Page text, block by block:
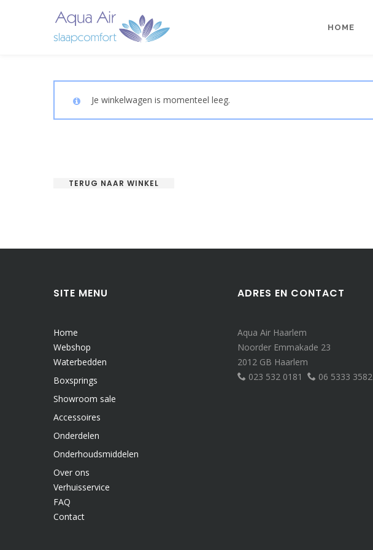
HOME
Je winkelwagen is momenteel leeg.
TERUG NAAR WINKEL
SITE MENU
Home
Webshop
Waterbedden
Boxsprings
Showroom sale
Accessoires
Onderdelen
Onderhoudsmiddelen
Over ons
Verhuisservice
FAQ
Contact
ADRES EN CONTACT
Aqua Air Haarlem
Noorder Emmakade 23
2012 GB Haarlem
023 532 0181
06 5333 3582